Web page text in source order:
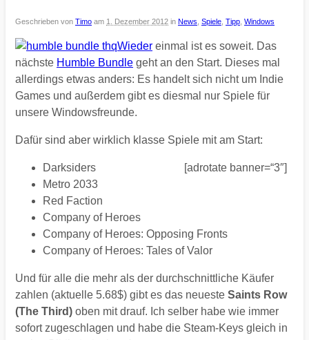
Geschrieben von Timo am 1. Dezember 2012 in News Spiele Tipp Windows
Wieder einmal ist es soweit. Das
nächste Humble Bundle geht an den Start. Dieses mal
allerdings etwas anders: Es handelt sich nicht um Indie
Games und außerdem gibt es diesmal nur Spiele für
unsere Windowsfreunde.
Dafür sind aber wirklich klasse Spiele mit am Start:
[adrotate banner=“3″]
Darksiders
Metro 2033
Red Faction
Company of Heroes
Company of Heroes: Opposing Fronts
Company of Heroes: Tales of Valor
Und für alle die mehr als der durchschnittliche Käufer
zahlen (aktuelle 5.68$) gibt es das neueste Saints Row
(The Third) oben mit drauf. Ich selber habe wie immer
sofort zugeschlagen und habe die Steam-Keys gleich in